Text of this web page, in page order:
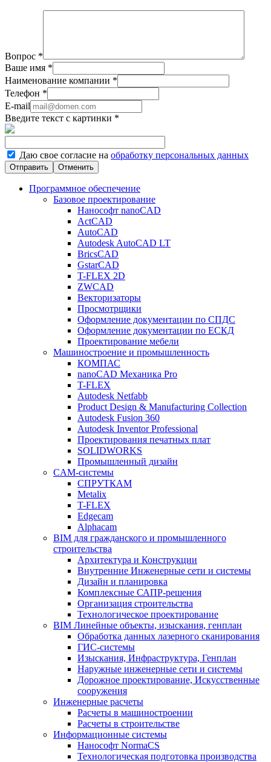
Вопрос *
Ваше имя *
Наименование компании *
Телефон *
E-mail
Введите текст с картинки *
Даю свое согласие на обработку персональных данных
Отменить
Программное обеспечение
Базовое проектирование
Нанософт nanoCAD
ActCAD
AutoCAD
Autodesk AutoCAD LT
BricsCAD
GstarCAD
T-FLEX 2D
ZWCAD
Векторизаторы
Просмотрщики
Оформление документации по СПДС
Оформление документации по ЕСКД
Проектирование мебели
Машиностроение и промышленность
КОМПАС
nanoCAD Механика Pro
T-FLEX
Autodesk Netfabb
Product Design & Manufacturing Collection
Autodesk Fusion 360
Autodesk Inventor Professional
Проектирования печатных плат
SOLIDWORKS
Промышленный дизайн
CAM-системы
СПРУТКAM
Metalix
T-FLEX
Edgecam
Alphacam
BIM для гражданского и промышленного
строительства
Архитектура и Конструкции
Внутренние Инженерные сети и системы
Дизайн и планировка
Комплексные САПР-решения
Организация строительства
Технологическое проектирование
BIM Линейные объекты, изыскания, генплан
Обработка данных лазерного сканирования
ГИС-системы
Изыскания, Инфраструктура, Генплан
Наружные инженерные сети и системы
Дорожное проектирование, Искусственные
сооружения
Инженерные расчеты
Расчеты в машиностроении
Расчеты в строительстве
Информационные системы
Нанософт NormaCS
Технологическая подготовка производства